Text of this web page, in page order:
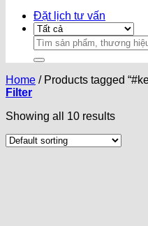
Đặt lịch tư vấn
Search
for:
Home /Products tagged
Filter
Showing all 10 results